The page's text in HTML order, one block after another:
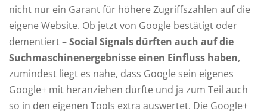
nicht nur ein Garant für höhere Zugriffszahlen auf die
eigene Website. Ob jetzt von Google bestätigt oder
dementiert –Social Signals dürften auch auf die
Suchmaschinenergebnisse einen Einfluss haben,
zumindest liegt es nahe, dass Google sein eigenes
Google+ mit heranziehen dürfte und ja zum Teil auch
so in den eigenen Tools extra auswertet. Die Google+